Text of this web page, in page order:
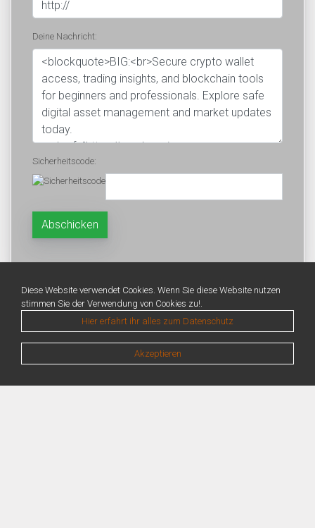
Deine Nachricht:
Sicherheitscode:
Diese Website verwendet Cookies. Wenn Sie diese Website nutzen
stimmen Sie der Verwendung von Cookies zu!.
Hier erfahrt ihr alles zum Datenschutz
Akzeptieren